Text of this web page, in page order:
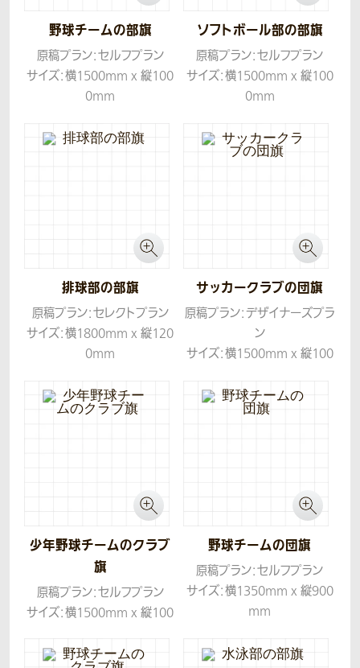
野球チームの部旗
原稿プラン：セルフプラン
サイズ：横1500mm x 縦100
0mm
ソフトボール部の部旗
原稿プラン：セルフプラン
サイズ：横1500mm x 縦100
0mm
排球部の部旗
原稿プラン：セレクトプラン
サイズ：横1800mm x 縦120
0mm
サッカークラブの団旗
原稿プラン：デザイナーズプラ
ン
サイズ：横1500mm x 縦100
生地：ツイル
少年野球チームのクラブ
旗
原稿プラン：セルフプラン
サイズ：横1500mm x 縦100
生地：ツイル
野球チームの団旗
原稿プラン：セルフプラン
サイズ：横1350mm x 縦900
mm